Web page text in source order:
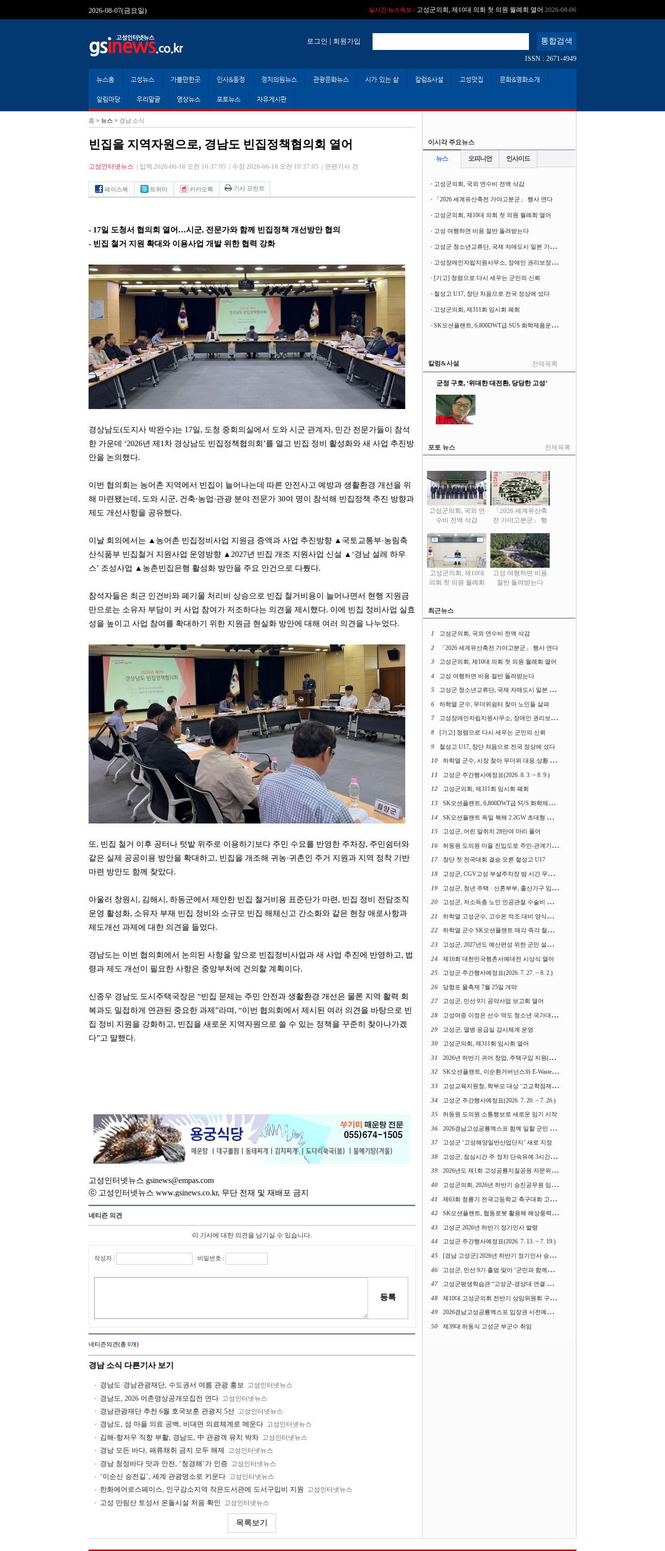
2026-08-07(금요일) 실시간 뉴스속보 : 고성군의회, 제10대 의회 첫 의원 월례회 열어 2026-08-06
로그인 | 회원가입
ISSN : 2671-4949
뉴스홈 고성뉴스 가볼만한곳 인사&동정 정치의원뉴스 관광문화뉴스 시가 있는 삶 칼럼&사설 고성맛집 문화&영화소개
알림마당 우리말글 영상뉴스 포토뉴스 자유게시판
홈 > 뉴스 > 경남 소식
빈집을 지역자원으로, 경남도 빈집정책협의회 열어
고성인터넷뉴스 입력 2026-06-18 오전 10:37:05 수정 2026-06-18 오전 10:37:05 관련기사 건
페이스북 트위터 카카오톡 기사 프린트
- 17일 도청서 협의회 열어 …시군, 전문가와 함께 빈집정책 개선방안 협의
- 빈집 철거 지원 확대와 이용사업 개발 위한 협력 강화
경상남도(도지사 박완수)는 17일, 도청 중회의실에서 도와 시군 관계자, 민간 전문가들이 참석
한 가운데 ‘2026년 제 1 차 경상남도 빈집정책협의회 ’를 열고 빈집 정비 활성화와 새 사업 추진방
안을 논의했다.
이번 협의회는 농어촌 지역에서 빈집이 늘어나는데 따른 안전사고 예방과 생활환경 개선을 위
해 마련됐는데 , 도와 시군, 건축·농업·관광 분야 전문가 30여 명이 참석해 빈집정책 추진 방향과
제도 개선사항을 공유했다.
이날 회의에서는 ▲ 농어촌 빈집정비사업 지원금 증액과 사업 추진방향 ▲ 국토교통부·농림축
산식품부 빈집철거 지원사업 운영방향 ▲ 2027년 빈집 개조 지원사업 신설 ▲ ‘경남 설레 하우
스’ 조성사업 ▲ 농촌빈집은행 활성화 방안을 주요 안건으로 다뤘다.
참석자들은 최근 인건비와 폐기물 처리비 상승으로 빈집 철거비용이 늘어나면서 현행 지원금
만으로는 소유자 부담이 커 사업 참여가 저조하다는 의견을 제시했다. 이에 빈집 정비사업 실효
성을 높이고 사업 참여를 확대하기 위한 지원금 현실화 방안에 대해 여러 의견을 나누었다.
또, 빈집 철거 이후 공터나 텃밭 위주로 이용하기보다 주민 수요를 반영한 주차장, 주민쉼터와
같은 실제 공공이용 방안을 확대하고, 빈집을 개조해 귀농·귀촌인 주거 지원과 지역 정착 기반
마련 방안도 함께 찾았다.
아울러 창원시 , 김해시 , 하동군에서 제안한 빈집 철거비용 표준단가 마련 , 빈집 정비 전담조직
운영 활성화, 소유자 부재 빈집 정비와 소규모 빈집 해체신고 간소화와 같은 현장 애로사항과
제도개선 과제에 대한 의견을 들었다.
경남도는 이번 협의회에서 논의된 사항을 앞으로 빈집정비사업과 새 사업 추진에 반영하고, 법
령과 제도 개선이 필요한 사항은 중앙부처에 건의할 계획이다.
신종우 경남도 도시주택국장은 “빈집 문제는 주민 안전과 생활환경 개선은 물론 지역 활력 회
복과도 밀접하게 연관된 중요한 과제 ”라며 , “이번 협의회에서 제시된 여러 의견을 바탕으로 빈
집 정비 지원을 강화하고, 빈집을 새로운 지역자원으로 쓸 수 있는 정책을 꾸준히 찾아나가겠
다”고 말했다.
고성인터넷뉴스 gsinews@empas.com
ⓒ 고성인터넷뉴스 www.gsinews.co.kr, 무단 전재 및 재배포 금지
네티즌 의견
이 기사에 대한 의견을 남기실 수 있습니다.
작성자 : 비밀번호 :
네티즌의견(총 0개)
경남 소식 다른기사 보기
경남도·경남관광재단, 수도권서 여름 관광 홍보 고성인터넷뉴스
경남도, 2026 어촌영상공개모집전 연다 고성인터넷뉴스
경남관광재단 추천 6월 호국보훈 관광지 5선
고성인터넷뉴스
경남도, 섬 마을 의료 공백, 비대면 의료체계로 메운다 고성인터넷뉴스
김해-항저우 직항 부활, 경남도, 中 관광객 유치 박차 고성인터넷뉴스
경남 모든 바다, 패류채취 금지 모두 해제
고성인터넷뉴스
경남 청정바다 맛과 안전, ‘청경해’가 인증
고성인터넷뉴스
‘이순신 승전길’, 세계 관광명소로 키운다 고성인터넷뉴스
한화에어로스페이스, 인구감소지역 작은도서관에 도서구입비 지원
고성인터넷뉴스
고성 만림산 토성서 온돌시설 처음 확인
고성인터넷뉴스
이시각 주요뉴스
뉴스 오피니언 인사이드
고성군의회, 국외 연수비 전액 삭감
「2026 세계유산축전 가야고분군」 행사 연다
고성군의회, 제10대 의회 첫 의원 월례회 열어
고성 여행하면 비용 절반 돌려받는다
고
성군 청소년교류단, 국제 자매도시 일본 가사오카시 찾아
고
성장애인자립지원사무소, 장애인 권리보장 촉구 1인 시위 벌여
[기고] 청렴으로 다시 세우는 군민의 신뢰
철성고 U17, 창단 처음으로 전국 정상에 섰다
고성군의회, 제311회 임시회 폐회
S
K오션플랜트, 6,800DWT급 SUS 화학제품운반선 2척 수주
칼럼&사설 전체목록
군정 구호, ‘위대한 대전환, 당당한 고성’
포토 뉴스 전체목록
고성군의회, 국외 연
수비 전액 삭감
「2026 세계유산축
전 가야고분군」 행
고성군의회, 제10대
의회 첫 의원 월례회
고성 여행하면 비용
절반 돌려받는다
최근뉴스
1 고성군의회, 국외 연수비 전액 삭감
2 「2026 세계유산축전 가야고분군」 행사 연다
3 고성군의회, 제10대 의회 첫 의원 월례회 열어
4 고성 여행하면 비용 절반 돌려받는다
5 고성군 청소년교류단, 국제 자매도시 일본 가사오카시 찾아
6 하학열 군수, 무더위쉼터 찾아 노인들 살펴
7 고성장애인자립지원사무소, 장애인 권리보장 촉구 1인 시위 벌여
8 [기고] 청렴으로 다시 세우는 군민의 신뢰
9 철성고 U17, 창단 처음으로 전국 정상에 섰다
10 하학열 군수, 시장 찾아 무더위 대응 상황 살펴
11 고성군 주간행사예정표(2026. 8. 3. ~ 8. 9.)
12 고성군의회, 제311회 임시회 폐회
13 SK오션플랜트, 6,800DWT급 SUS 화학제품운반선 2척 수주
14 SK오션플랜트 독일 북해 2.2GW 초대형 해상변전소 하부구조물 수주
15 고성군, 어린 말쥐치 28만여 마리 풀어
16 허동원 도의원 마을 진입도로 주민-관계기관과 함께 간담회 열어
17 창단 첫 전국대회 결승 오른 철성고 U17
18 고성군, CGV고성 부설주차장 밤 시간 무료 개방한다
19 고성군, 청년 주택 · 신혼부부, 출산가구 임차보증금 대출이자 지원사업 시행
20 고성군, 저소득층 노인 인공관절 수술비 지원사업 계속 추진
21 하학열 고성군수, 고수온 적조 대비 양식장 현장점검
22 하학열 군수 SK오션플랜트 매각 즉각 철회 촉구 기자회견 열어
23 고성군, 2027년도 예산편성 위한 군민 설문조사 실시
24 제16회 대한민국행촌서예대전 시상식 열어
25 고성군 주간행사예정표(2026. 7. 27. ~ 8. 2.)
26 당항포 물축제 7월 25일 개막
27 고성군, 민선 9기 공약사업 보고회 열어
28 고성여중 이정은 선수 역도 청소년 국가대표에 뽑혀
29 고성군, 열병 응급실 감시체계 운영
30 고성군의회, 제311회 임시회 열어
31 2026년 하반기 귀어 창업, 주택구입 지원(융자) 사업대상자 모집
32 SK오션플랜트, 이순환거버넌스와 E-Waste Zero 업무협약
33 고성교육지원청, 학부모 대상 ‘고교학점제와 대입제도 설명회’ 열어
34 고성군 주간행사예정표(2026. 7. 20. ~ 7. 26.)
35 허동원 도의원 소통행보로 새로운 임기 시작
36 2026경남고성공룡엑스포 함께 일할 군민 모집
37 고성군 ‘고성해양일반산업단지’ 새로 지정
38 고성군, 점심시간 주·정차 단속유예 3시간으로 확대
39 2026년도 제1회 고성공룡지질공원 자문위원회 열어
40 고성군의회, 2026년 하반기 승진공무원 임용장 수여
41 제63회 청룡기 전국고등학교 축구대회 고성서 열린다
42 SK오션플랜트, 협동로봇 활용해 해상풍력 생산 혁신 속도 낸다
43 고성군 2026년 하반기 정기인사 발령
44 고성군 주간행사예정표(2026. 7. 13. ~ 7. 19.)
45 [경남 고성군] 2026년 하반기 정기인사 승진심사 결과
46 고성군, 민선 9기 출범 맞아 ‘군민과 함께하는 대전환 소통간담회’ 열어
47 고성군평생학습관 “고성군-경상대 연결 평생교육” 운영
48 제10대 고성군의회 전반기 상임위원회 구성 완료
49 2026경남고성공룡엑스포 입장권 사전예매 시작
50 제39대 허동식 고성군 부군수 취임